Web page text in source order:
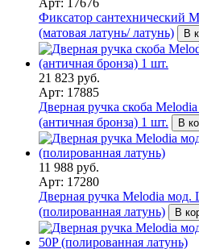
Арт: 17676
Фиксатор сантехнический
(матовая латунь/ латунь)
В
21 823 руб.
Арт: 17885
Дверная ручка скоба
(античная бронза) 1 шт.
В
11 988 руб.
Арт: 17280
Дверная ручка Melodia мод.
(полированная латунь)
В